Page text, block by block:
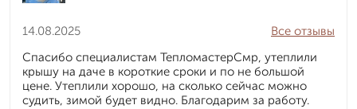
14.08.2025
Все отзывы
Спасибо специалистам ТепломастерСмр, утеплили
крышу на даче в короткие сроки и по не большой
цене. Утеплили хорошо, на сколько сейчас можно
судить, зимой будет видно. Благодарим за работу.